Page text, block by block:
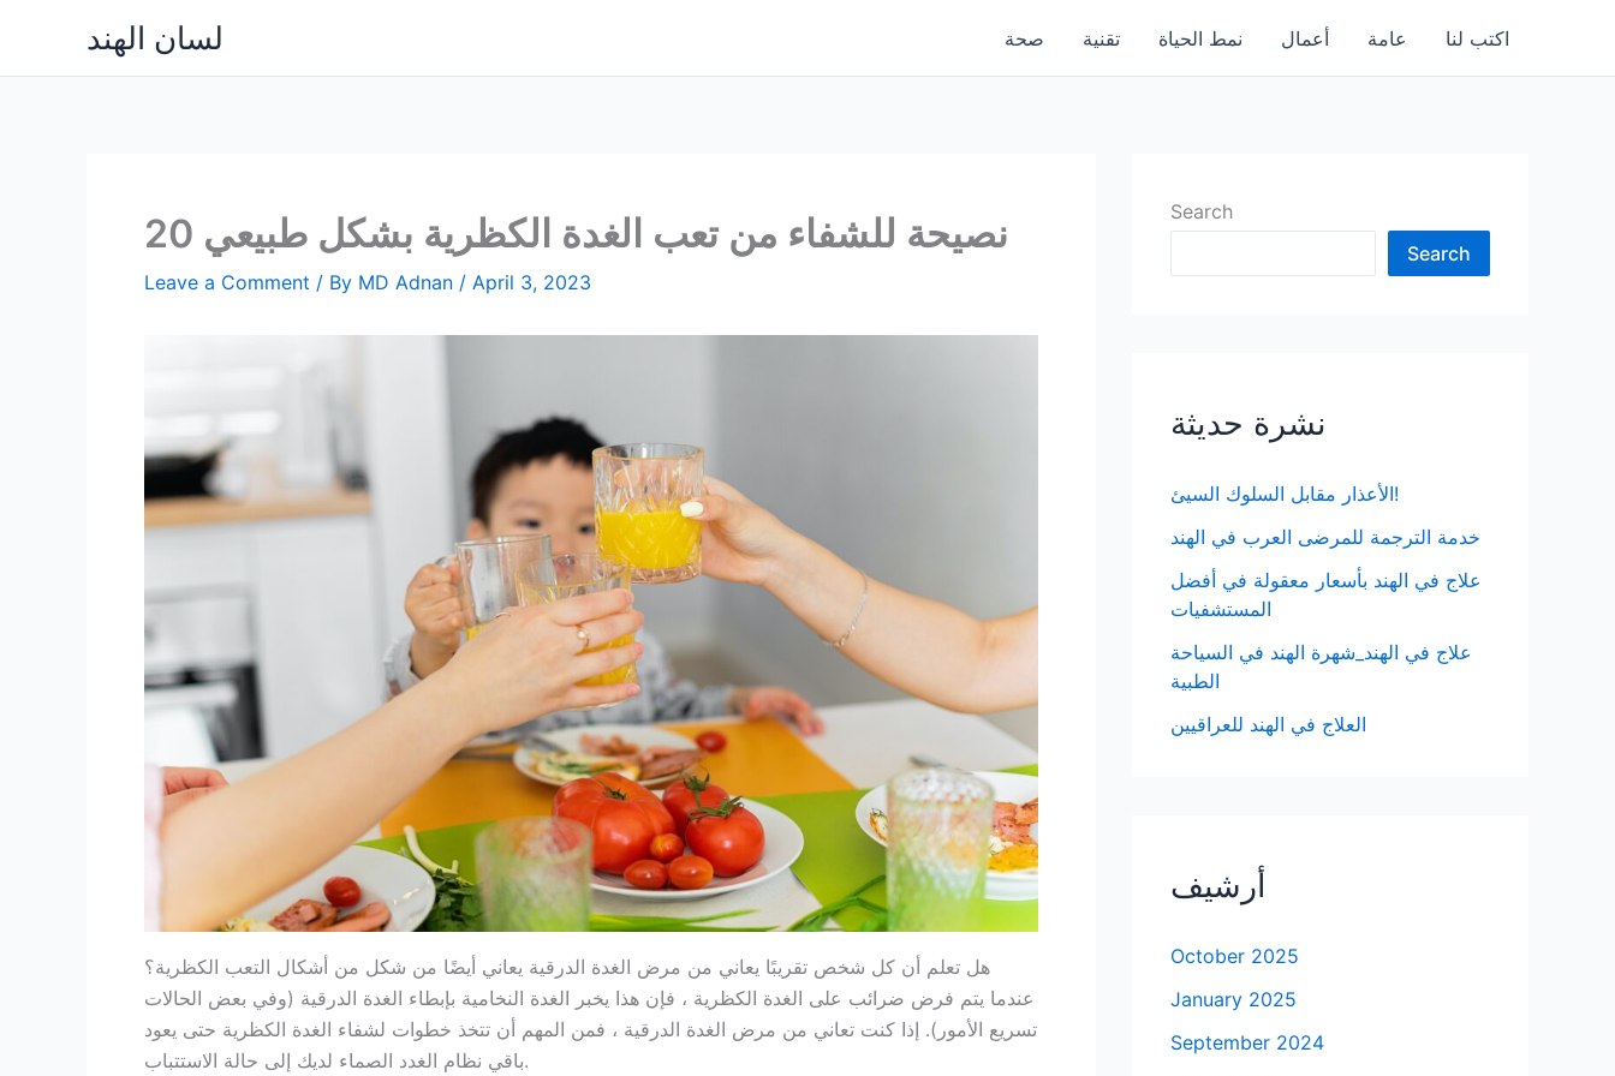
content
لسان الهند صحة تقنية نمط الحياة أعمال عامة اكتب لنا
20 نصيحة للشفاء من تعب الغدة الكظرية بشكل طبيعي
Leave a Comment / By MD Adnan / April 3, 2023
هل تعلم أن كل شخص تقريبًا يعاني من مرض الغدة الدرقية يعاني أيضًا من شكل من أشكال التعب الكظرية؟
عندما يتم فرض ضرائب على الغدة الكظرية ، فإن هذا يخبر الغدة النخامية بإبطاء الغدة الدرقية (وفي بعض الحالات
تسريع الأمور). إذا كنت تعاني من مرض الغدة الدرقية ، فمن المهم أن تتخذ خطوات لشفاء الغدة الكظرية حتى يعود
باقي نظام الغدد الصماء لديك إلى حالة الاستتباب.
Search
Search
نشرة حديثة
الأعذار مقابل السلوك السيئ!
خدمة الترجمة للمرضى العرب في الهند
علاج في الهند بأسعار معقولة في أفضل
المستشفيات
علاج في الهند_شهرة الهند في السياحة
الطبية
العلاج في الهند للعراقيين
أرشيف
October 2025
January 2025
September 2024